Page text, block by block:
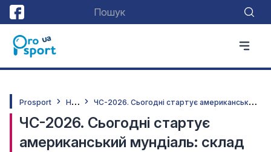
Prosport Н
овини Ч
С-2026. Сьогодні стартує американський мундіаль: склад груп і повний розклад турніру
ЧС-2026. Сьогодні стартує
американський мундіаль: склад